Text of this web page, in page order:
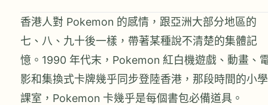
香港人對 Pokemon 的感情，跟亞洲大部分地區的
七、八、九十後一樣，帶著某種說不清楚的集體記
憶。1990 年代末，Pokemon 紅白機遊戲、動畫、
影和集換式卡牌幾乎同步登陸香港，那段時間的小學
課室，Pokemon 卡幾乎是每個書包必備道具。